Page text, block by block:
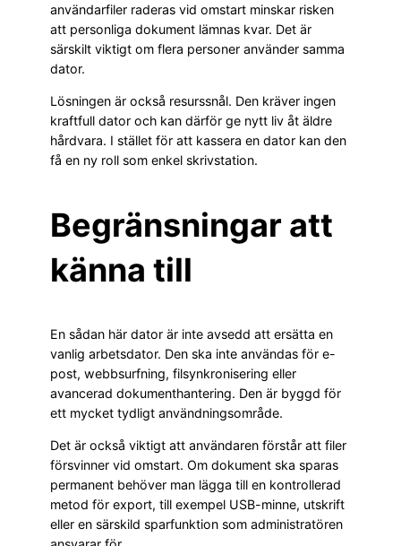
användarfiler raderas vid omstart minskar risken
att personliga dokument lämnas kvar. Det är
särskilt viktigt om flera personer använder samma
dator.
Lösningen är också resurssnål. Den kräver ingen
kraftfull dator och kan därför ge nytt liv åt äldre
hårdvara. I stället för att kassera en dator kan den
få en ny roll som enkel skrivstation.
Begränsningar att
känna till
En sådan här dator är inte avsedd att ersätta en
vanlig arbetsdator. Den ska inte användas för e-
post, webbsurfning, filsynkronisering eller
avancerad dokumenthantering. Den är byggd för
ett mycket tydligt användningsområde.
Det är också viktigt att användaren förstår att filer
försvinner vid omstart. Om dokument ska sparas
permanent behöver man lägga till en kontrollerad
metod för export, till exempel USB-minne, utskrift
eller en särskild sparfunktion som administratören